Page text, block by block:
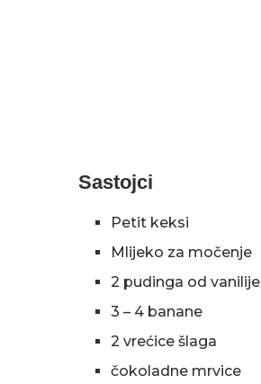
Sastojci
Petit keksi
Mlijeko za močenje
2 pudinga od vanilije
3 – 4 banane
2 vrećice šlaga
čokoladne mrvice